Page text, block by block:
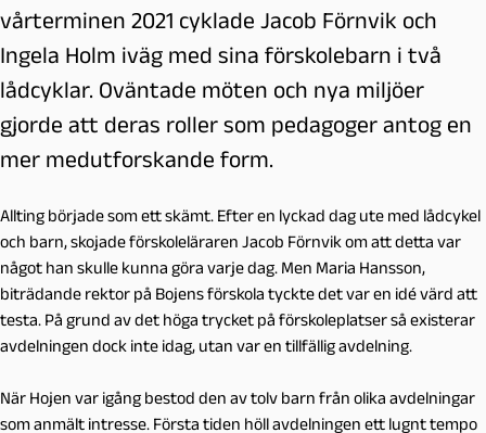
vårterminen 2021 cyklade Jacob Förnvik och
Ingela Holm iväg med sina förskolebarn i två
lådcyklar. Oväntade möten och nya miljöer
gjorde att deras roller som pedagoger antog en
mer medutforskande form.
Allting började som ett skämt. Efter en lyckad dag ute med lådcykel
och barn, skojade förskoleläraren Jacob Förnvik om att detta var
något han skulle kunna göra varje dag. Men Maria Hansson,
biträdande rektor på Bojens förskola tyckte det var en idé värd att
testa. På grund av det höga trycket på förskoleplatser så existerar
avdelningen dock inte idag, utan var en tillfällig avdelning.
När Hojen var igång bestod den av tolv barn från olika avdelningar
som anmält intresse. Första tiden höll avdelningen ett lugnt tempo